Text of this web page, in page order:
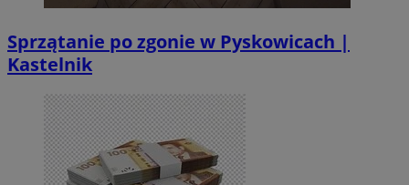
Sprzątanie po zgonie w Pyskowicach |
Kastelnik